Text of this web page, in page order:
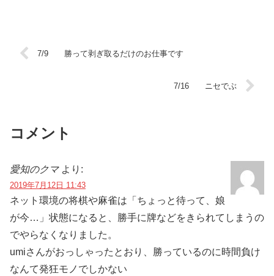
7/9 勝って剥ぎ取るだけのお仕事です
7/16 ニセでぶ
コメント
愛知のクマ より:
2019年7月12日 11:43
ネット環境の将棋や麻雀は「ちょっと待って、娘
が今…」状態になると、勝手に牌などをきられてしまうの
でやらなくなりました。
umiさんがおっしゃったとおり、勝っているのに時間負け
なんて発狂モノでしかない